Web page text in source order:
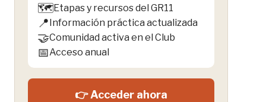
🗺️Etapas y recursos del GR11
📍Información práctica actualizada
🤝Comunidad activa en el Club
📅Acceso anual
👉 Acceder ahora